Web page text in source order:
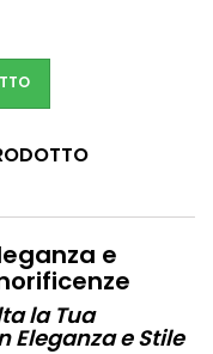
e
la Tua
Eleganza e Stile